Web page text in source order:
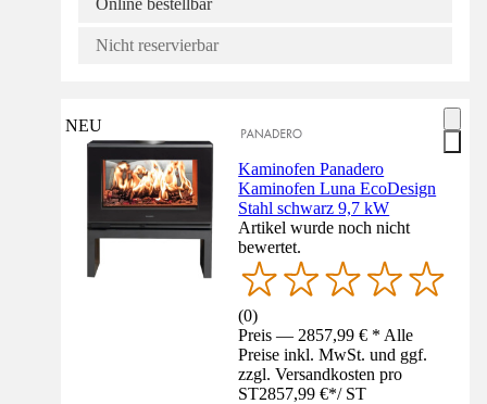
Online bestellbar
Nicht reservierbar
NEU
Kaminofen Panadero
Kaminofen Luna EcoDesign
Stahl schwarz 9,7 kW
Artikel wurde noch nicht
bewertet.
(0)
Preis — 2857,99 € * Alle
Preise inkl. MwSt. und ggf.
zzgl. Versandkosten pro
ST2857,99 €*/ ST